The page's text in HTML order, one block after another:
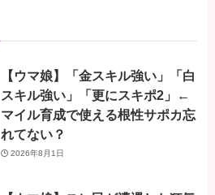
【ウマ娘】「金スキル強い」「白
スキル強い」「更にスキポ2」←
マイル育成で使える根性サポカ忘
れてない？
2026年8月1日